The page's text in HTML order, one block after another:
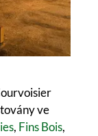
ve
, Fins Bois,